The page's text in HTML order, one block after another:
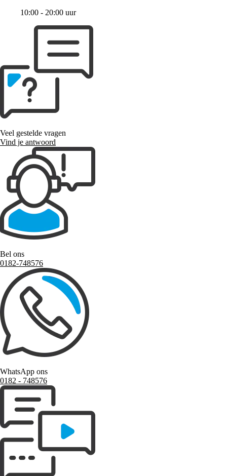
10:00 - 20:00 uur
Veel gestelde vragen
Vind je antwoord
Bel ons
0182-748576
WhatsApp ons
0182 ‑ 748576